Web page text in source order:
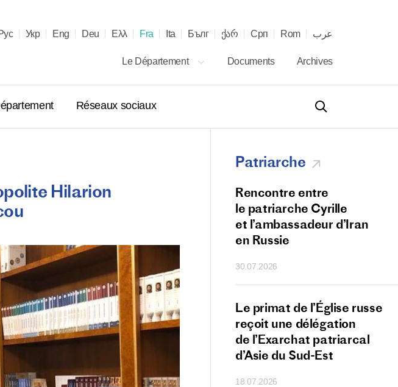
Укр Eng Deu Ελλ Fra Ita Бълг ქარ Срп Rom عرب
Le Département Documents Archives
Réseaux sociaux
Hilarion
Patriarche
Entretien téléphonique entre
Le président de la Serbie
Aleksandar Vučić présente
ses vœux au patriarche
Cyrille pour son anniversaire
20.11.2025
Rencontre entre
le patriarche Cyrille
et l’ambassadeur d’Iran
en Russie
30.07.2026
Le primat de l’Église russe
reçoit une délégation
de l’Exarchat patriarcal
d’Asie du Sud-Est
18.07.2026